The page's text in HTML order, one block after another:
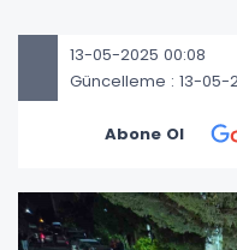
13-05-2025 00:08
Güncelleme : 13-05-
Abone Ol